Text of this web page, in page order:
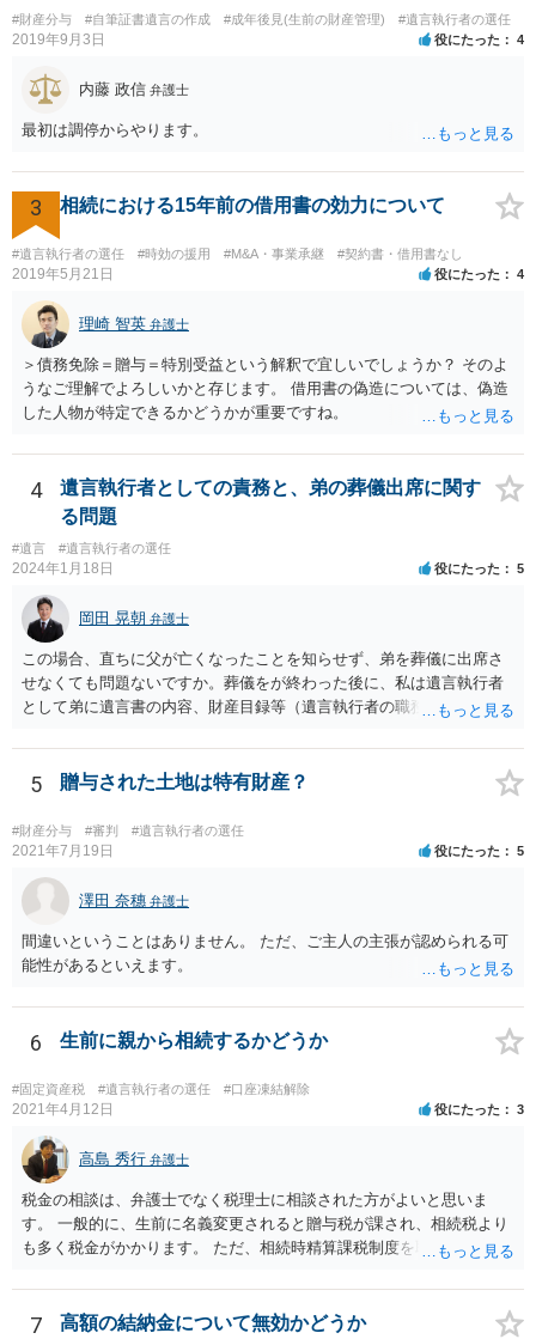
#財産分与 #自筆証書遺言の作成 #成年後見(生前の財産管理) #遺言執行者の選任
2019年9月3日 役にたった 4
内藤 政信 弁護士
最初は調停からやります。
3 相続における15年前の借用書の効力について
#遺言執行者の選任 #時効の援用 #M&A・事業承継 #契約書・借用書なし
2019年5月21日 役にたった 4
理崎 智英 弁護士
＞債務免除＝贈与＝特別受益という解釈で宜しいでしょうか？ そのよ
うなご理解でよろしいかと存じます。 借用書の偽造については、偽造
した人物が特定できるかどうかが重要ですね。
4
遺言執行者としての責務と、弟の葬儀出席に関す
る問題
#遺言 #遺言執行者の選任
2024年1月18日 役にたった 5
岡田 晃朝 弁護士
この場合、直ちに父が亡くなったことを知らせず、弟を葬儀に出席さ
せなくても問題ないですか。葬儀をが終わった後に、私は遺言執行者
として弟に遺言書の内容、財産目録等（遺言執行者の職務）を知らせ
るかは喪主の自由です。 呼ばなくてもかまいません。 そもそも、そう
いう法律関係にありません。 遺言の内容と遺産の総額の通知、公正証
で、対応しましょう。 そのあとは遺留分の請求などがあればそれへの
対応となるでしょう。
5 贈与された土地は特有財産？
#財産分与 #審判 #遺言執行者の選任
2021年7月19日 役にたった 5
澤田 奈穗 弁護士
間違いということはありません。 ただ、ご主人の主張が認められる可
能性があるといえます。
6 生前に親から相続するかどうか
#固定資産税 #遺言執行者の選任 #口座凍結解除
2021年4月12日 役にたった 3
高島 秀行 弁護士
税金の相談は、弁護士でなく税理士に相談された方がよいと思いま
す。 一般的に、生前に名義変更されると贈与税が課され、相続税より
も多く税金がかかります。 ただ、相続時精算課税制度を取れば、実質
ういう場合にどれくらい税金がかかるか計算してもらって どういう方
針を取るか決められたらよいと思います。
7 高額の結納金について無効かどうか